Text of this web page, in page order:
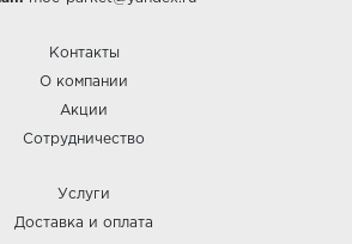
Контакты
О компании
Акции
Сотрудничество
Услуги
Доставка и оплата